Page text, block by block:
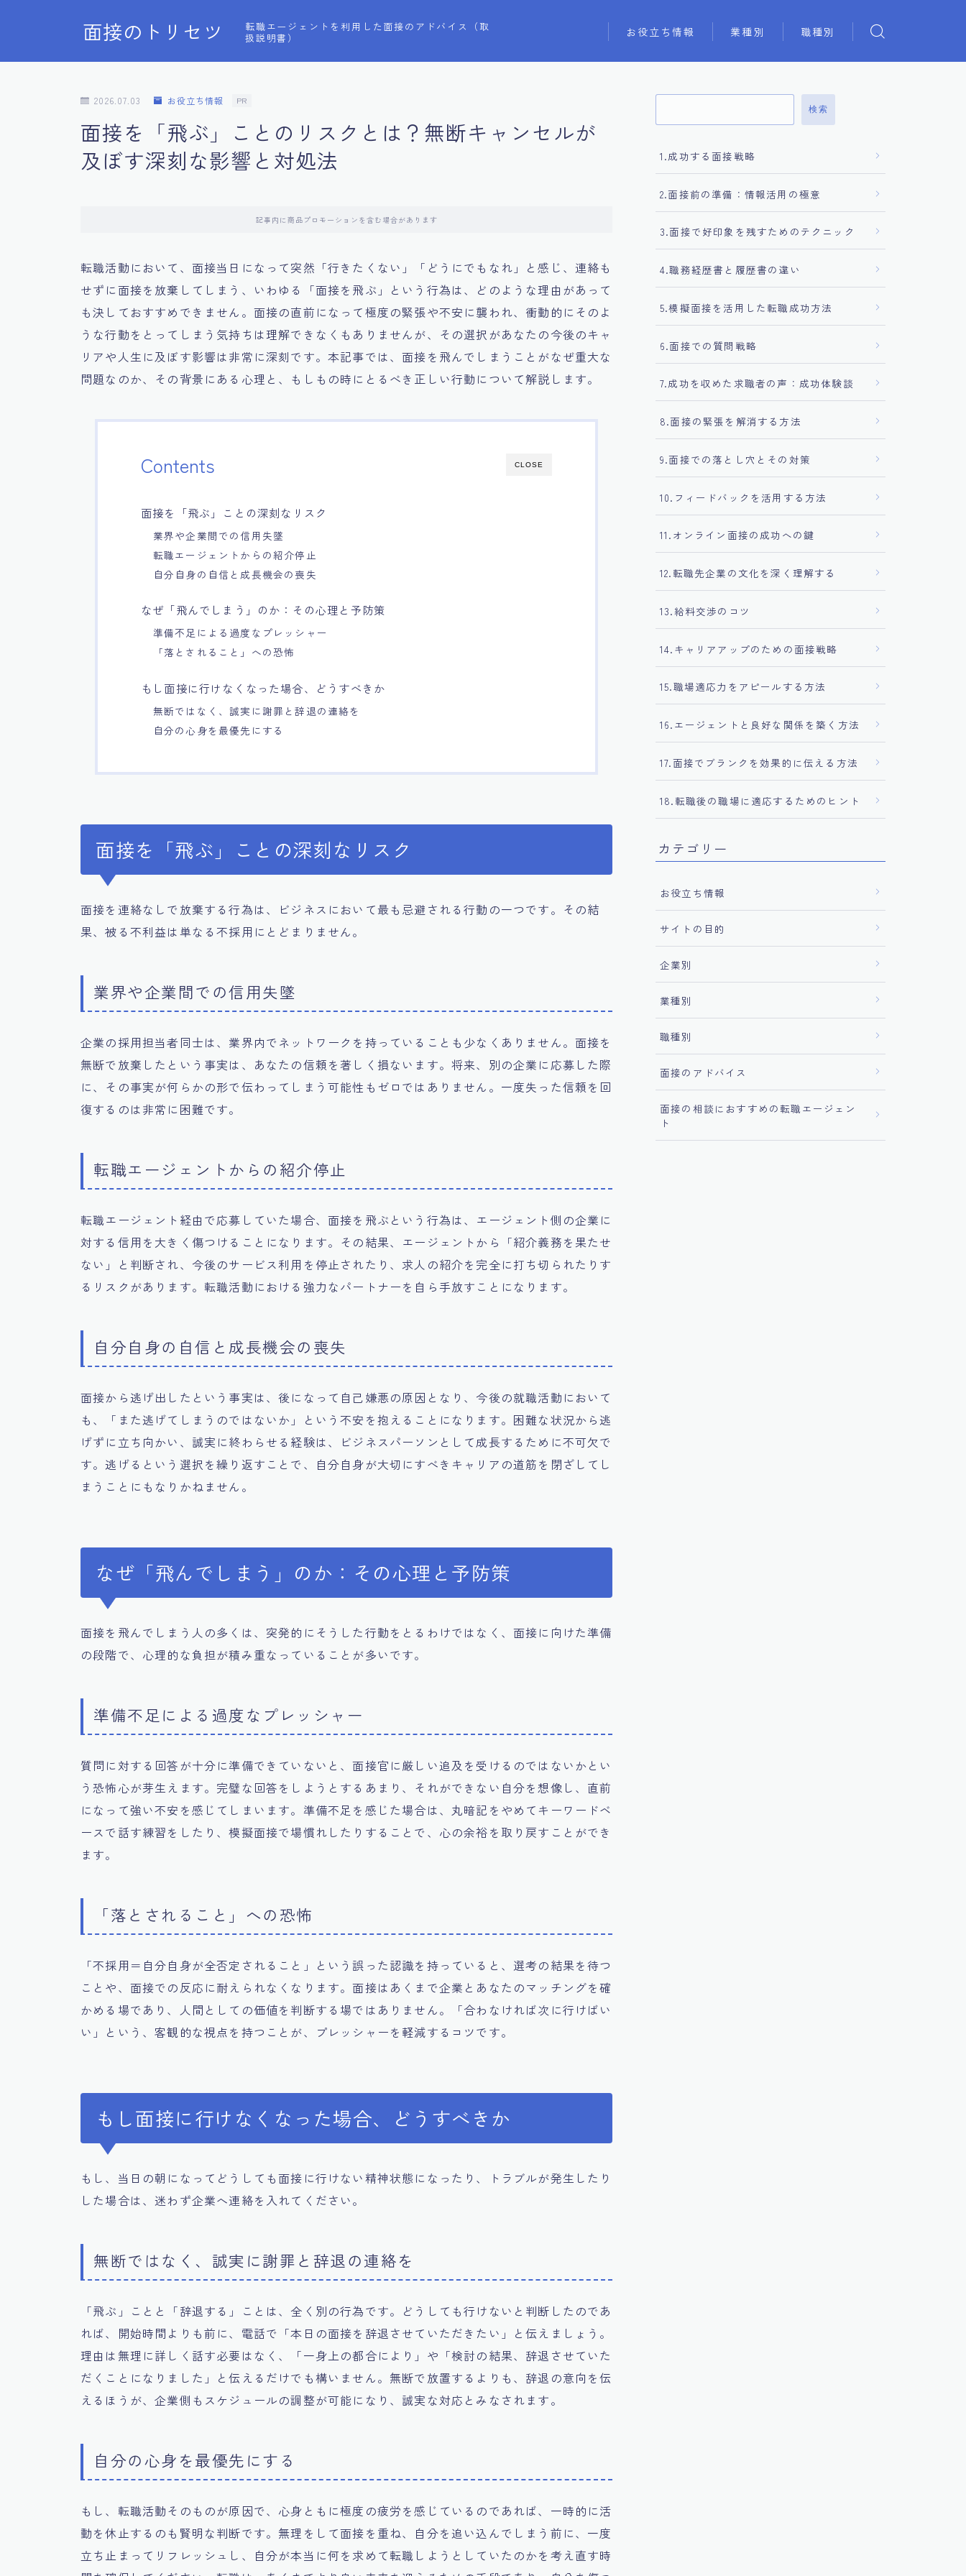
面接のトリセツ
転職エージェントを利用した面接のアドバイス（取
扱説明書）
お役立ち情報 業種別 職種別
2026.07.03 お役立ち情報 PR
面接を「飛ぶ」ことのリスクとは？無断キャンセルが
及ぼす深刻な影響と対処法
記事内に商品プロモーションを含む場合があります
転職活動において、面接当日になって突然「行きたくない」「どうにでもなれ」と感じ、連絡も
せずに面接を放棄してしまう、いわゆる「面接を飛ぶ」という行為は、どのような理由があって
も決しておすすめできません。面接の直前になって極度の緊張や不安に襲われ、衝動的にそのよ
うな行動をとってしまう気持ちは理解できなくもありませんが、その選択があなたの今後のキャ
リアや人生に及ぼす影響は非常に深刻です。本記事では、面接を飛んでしまうことがなぜ重大な
問題なのか、その背景にある心理と、もしもの時にとるべき正しい行動について解説します。
CLOSE
Contents
面接を「飛ぶ」ことの深刻なリスク
業界や企業間での信用失墜
転職エージェントからの紹介停止
自分自身の自信と成長機会の喪失
なぜ「飛んでしまう」のか：その心理と予防策
準備不足による過度なプレッシャー
「落とされること」への恐怖
もし面接に行けなくなった場合、どうすべきか
無断ではなく、誠実に謝罪と辞退の連絡を
自分の心身を最優先にする
面接を「飛ぶ」ことの深刻なリスク
面接を連絡なしで放棄する行為は、ビジネスにおいて最も忌避される行動の一つです。その結
果、被る不利益は単なる不採用にとどまりません。
業界や企業間での信用失墜
企業の採用担当者同士は、業界内でネットワークを持っていることも少なくありません。面接を
無断で放棄したという事実は、あなたの信頼を著しく損ないます。将来、別の企業に応募した際
に、その事実が何らかの形で伝わってしまう可能性もゼロではありません。一度失った信頼を回
復するのは非常に困難です。
転職エージェントからの紹介停止
転職エージェント経由で応募していた場合、面接を飛ぶという行為は、エージェント側の企業に
対する信用を大きく傷つけることになります。その結果、エージェントから「紹介義務を果たせ
ない」と判断され、今後のサービス利用を停止されたり、求人の紹介を完全に打ち切られたりす
るリスクがあります。転職活動における強力なパートナーを自ら手放すことになります。
自分自身の自信と成長機会の喪失
面接から逃げ出したという事実は、後になって自己嫌悪の原因となり、今後の就職活動において
も、「また逃げてしまうのではないか」という不安を抱えることになります。困難な状況から逃
げずに立ち向かい、誠実に終わらせる経験は、ビジネスパーソンとして成長するために不可欠で
す。逃げるという選択を繰り返すことで、自分自身が大切にすべきキャリアの道筋を閉ざしてし
まうことにもなりかねません。
なぜ「飛んでしまう」のか：その心理と予防策
面接を飛んでしまう人の多くは、突発的にそうした行動をとるわけではなく、面接に向けた準備
の段階で、心理的な負担が積み重なっていることが多いです。
準備不足による過度なプレッシャー
質問に対する回答が十分に準備できていないと、面接官に厳しい追及を受けるのではないかとい
う恐怖心が芽生えます。完璧な回答をしようとするあまり、それができない自分を想像し、直前
になって強い不安を感じてしまいます。準備不足を感じた場合は、丸暗記をやめてキーワードベ
ースで話す練習をしたり、模擬面接で場慣れしたりすることで、心の余裕を取り戻すことができ
ます。
「落とされること」への恐怖
「不採用＝自分自身が全否定されること」という誤った認識を持っていると、選考の結果を待つ
ことや、面接での反応に耐えられなくなります。面接はあくまで企業とあなたのマッチングを確
かめる場であり、人間としての価値を判断する場ではありません。「合わなければ次に行けばい
い」という、客観的な視点を持つことが、プレッシャーを軽減するコツです。
もし面接に行けなくなった場合、どうすべきか
もし、当日の朝になってどうしても面接に行けない精神状態になったり、トラブルが発生したり
した場合は、迷わず企業へ連絡を入れてください。
無断ではなく、誠実に謝罪と辞退の連絡を
「飛ぶ」ことと「辞退する」ことは、全く別の行為です。どうしても行けないと判断したのであ
れば、開始時間よりも前に、電話で「本日の面接を辞退させていただきたい」と伝えましょう。
理由は無理に詳しく話す必要はなく、「一身上の都合により」や「検討の結果、辞退させていた
だくことになりました」と伝えるだけでも構いません。無断で放置するよりも、辞退の意向を伝
えるほうが、企業側もスケジュールの調整が可能になり、誠実な対応とみなされます。
自分の心身を最優先にする
もし、転職活動そのものが原因で、心身ともに極度の疲労を感じているのであれば、一時的に活
動を休止するのも賢明な判断です。無理をして面接を重ね、自分を追い込んでしまう前に、一度
立ち止まってリフレッシュし、自分が本当に何を求めて転職しようとしていたのかを考え直す時
検索
1.成功する面接戦略
2.面接前の準備：情報活用の極意
3.面接で好印象を残すためのテクニック
4.職務経歴書と履歴書の違い
5.模擬面接を活用した転職成功方法
6.面接での質問戦略
7.成功を収めた求職者の声：成功体験談
8.面接の緊張を解消する方法
9.面接での落とし穴とその対策
10.フィードバックを活用する方法
11.オンライン面接の成功への鍵
12.転職先企業の文化を深く理解する
13.給料交渉のコツ
14.キャリアアップのための面接戦略
15.職場適応力をアピールする方法
16.エージェントと良好な関係を築く方法
17.面接でブランクを効果的に伝える方法
18.転職後の職場に適応するためのヒント
カテゴリー
お役立ち情報
サイトの目的
企業別
業種別
職種別
面接のアドバイス
面接の相談におすすめの転職エージェン
ト